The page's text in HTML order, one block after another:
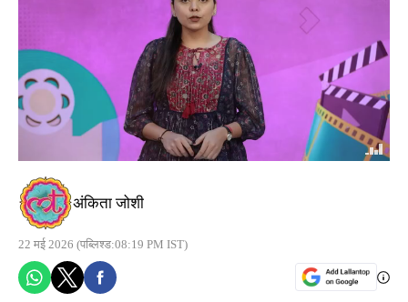
अंकिता जोशी
22 मई 2026 (पब्लिश्ड:08:19 PM IST)